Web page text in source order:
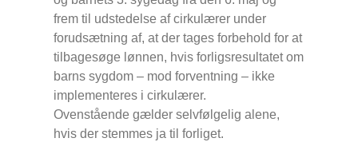
frem til udstedelse af cirkulærer under
forudsætning af, at der tages forbehold for at
tilbagesøge lønnen, hvis forligsresultatet om
barns sygdom – mod forventning – ikke
implementeres i cirkulærer.
Ovenstående gælder selvfølgelig alene,
hvis der stemmes ja til forliget.